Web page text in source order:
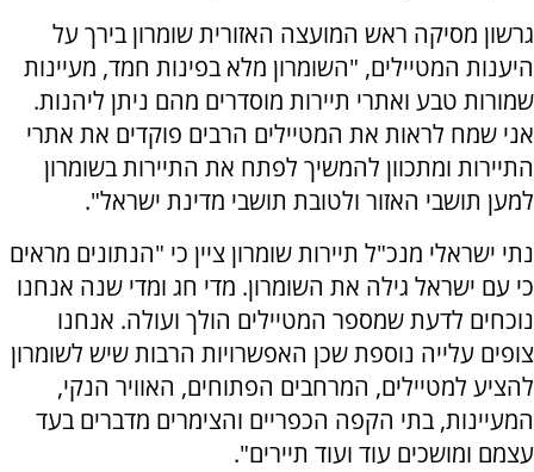
גרשון מסיקה ראש המועצה האזורית שומרון בירך על
היענות המטיילים, "השומרון מלא בפינות חמד, מעיינות
שמורות טבע ואתרי תיירות מוסדרים מהם ניתן ליהנות.
אני שמח לראות את המטיילים הרבים פוקדים את אתרי
התיירות ומתכוון להמשיך לפתח את התיירות בשומרון
למען תושבי האזור ולטובת תושבי מדינת ישראל".
נתי ישראלי מנכ"ל תיירות שומרון ציין כי "הנתונים מראים
כי עם ישראל גילה את השומרון. מדי חג ומדי שנה אנחנו
נוכחים לדעת שמספר המטיילים הולך ועולה. אנחנו
צופים עלייה נוספת שכן האפשרויות הרבות שיש לשומרון
להציע למטיילים, המרחבים הפתוחים, האוויר הנקי,
המעיינות, בתי הקפה הכפריים והצימרים מדברים בעד
עצמם ומושכים עוד ועוד תיירים".